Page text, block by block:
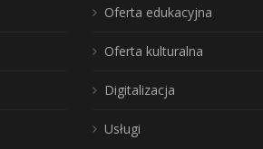
Oferta edukacyjna
Oferta kulturalna
Digitalizacja
Usługi